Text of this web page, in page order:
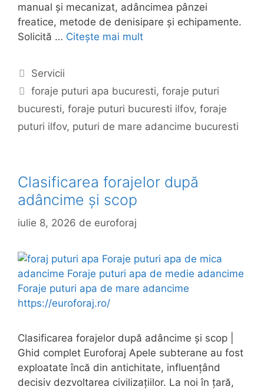
manual și mecanizat, adâncimea pânzei
freatice, metode de denisipare și echipamente.
Solicită … Citește mai mult
Categorii
Servicii
Etichete
foraje puturi apa bucuresti,foraje puturi
bucuresti, foraje puturi bucuresti ilfov, foraje
puturi ilfov, puturi de mare adancime bucuresti
Clasificarea forajelor după
adâncime și scop
iulie 8, 2026 de euroforaj
Clasificarea forajelor după adâncime și scop |
Ghid complet Euroforaj Apele subterane au fost
exploatate încă din antichitate, influențând
decisiv dezvoltarea civilizațiilor. La noi în țară,